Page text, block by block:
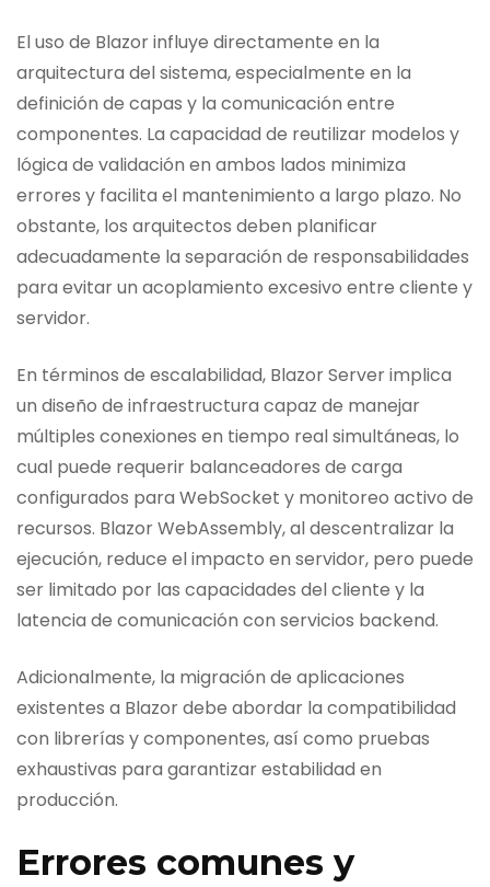
El uso de Blazor influye directamente en la
arquitectura del sistema, especialmente en la
definición de capas y la comunicación entre
componentes. La capacidad de reutilizar modelos y
lógica de validación en ambos lados minimiza
errores y facilita el mantenimiento a largo plazo. No
obstante, los arquitectos deben planificar
adecuadamente la separación de responsabilidades
para evitar un acoplamiento excesivo entre cliente y
servidor.
En términos de escalabilidad, Blazor Server implica
un diseño de infraestructura capaz de manejar
múltiples conexiones en tiempo real simultáneas, lo
cual puede requerir balanceadores de carga
configurados para WebSocket y monitoreo activo de
recursos. Blazor WebAssembly, al descentralizar la
ejecución, reduce el impacto en servidor, pero puede
ser limitado por las capacidades del cliente y la
latencia de comunicación con servicios backend.
Adicionalmente, la migración de aplicaciones
existentes a Blazor debe abordar la compatibilidad
con librerías y componentes, así como pruebas
exhaustivas para garantizar estabilidad en
producción.
Errores comunes y